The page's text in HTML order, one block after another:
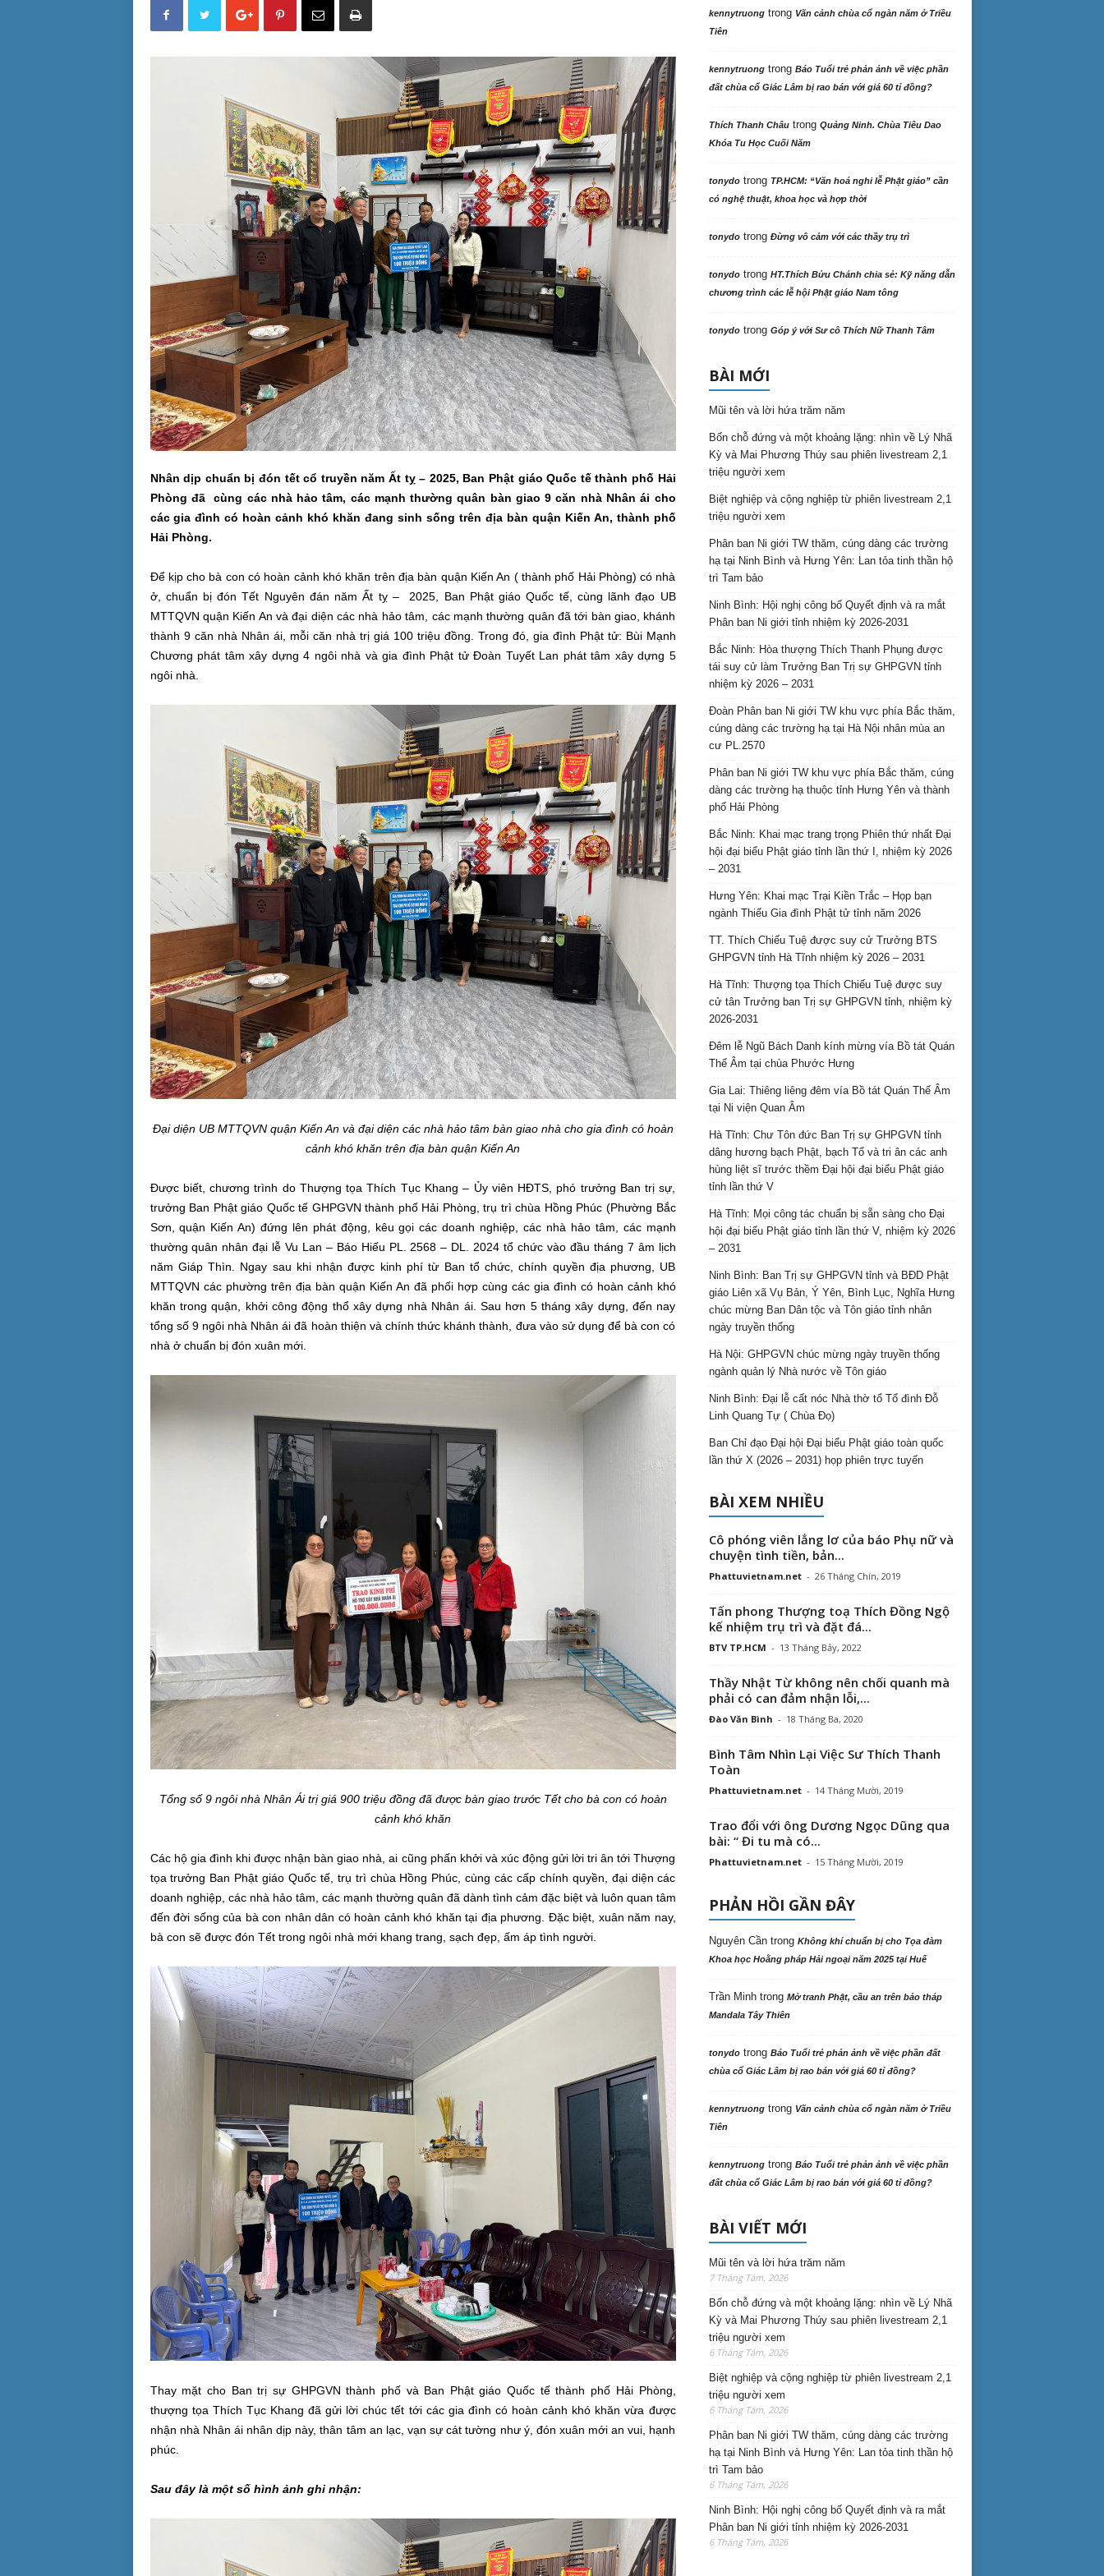
Nhân dịp chuẩn bị đón tết cổ truyền năm Ất tỵ – 2025, Ban Phật giáo Quốc tế thành phố Hải
Phòng đã cùng các nhà hảo tâm, các mạnh thường quân bàn giao 9 căn nhà Nhân ái cho
các gia đình có hoàn cảnh khó khăn đang sinh sống trên địa bàn quận Kiến An, thành phố
Hải Phòng.
Để kịp cho bà con có hoàn cảnh khó khăn trên địa bàn quận Kiến An ( thành phố Hải Phòng) có nhà
ở, chuẩn bị đón Tết Nguyên đán năm Ất tỵ – 2025, Ban Phật giáo Quốc tế, cùng lãnh đạo UB
MTTQVN quận Kiến An và đại diện các nhà hảo tâm, các mạnh thường quân đã tới bàn giao, khánh
thành 9 căn nhà Nhân ái, mỗi căn nhà trị giá 100 triệu đồng. Trong đó, gia đình Phật tử: Bùi Mạnh
Chương phát tâm xây dựng 4 ngôi nhà và gia đình Phật tử Đoàn Tuyết Lan phát tâm xây dựng 5
ngôi nhà.
Đại diện UB MTTQVN quận Kiến An và đại diện các nhà hảo tâm bàn giao nhà cho gia đình có hoàn
cảnh khó khăn trên địa bàn quận Kiến An
Được biết, chương trình do Thượng tọa Thích Tục Khang – Ủy viên HĐTS, phó trưởng Ban trị sự,
trưởng Ban Phật giáo Quốc tế GHPGVN thành phố Hải Phòng, trụ trì chùa Hồng Phúc (Phường Bắc
Sơn, quận Kiến An) đứng lên phát động, kêu gọi các doanh nghiệp, các nhà hảo tâm, các mạnh
thường quân nhân đại lễ Vu Lan – Báo Hiếu PL. 2568 – DL. 2024 tổ chức vào đầu tháng 7 âm lịch
năm Giáp Thìn. Ngay sau khi nhận được kinh phí từ Ban tổ chức, chính quyền địa phương, UB
MTTQVN các phường trên địa bàn quận Kiến An đã phối hợp cùng các gia đình có hoàn cảnh khó
khăn trong quận, khởi công động thổ xây dựng nhà Nhân ái. Sau hơn 5 tháng xây dựng, đến nay
tổng số 9 ngôi nhà Nhân ái đã hoàn thiện và chính thức khánh thành, đưa vào sử dụng để bà con có
nhà ở chuẩn bị đón xuân mới.
Tổng số 9 ngôi nhà Nhân Ái trị giá 900 triệu đồng đã được bàn giao trước Tết cho bà con có hoàn
cảnh khó khăn
Các hộ gia đình khi được nhận bàn giao nhà, ai cũng phấn khởi và xúc động gửi lời tri ân tới Thượng
tọa trưởng Ban Phật giáo Quốc tế, trụ trì chùa Hồng Phúc, cùng các cấp chính quyền, đại diện các
doanh nghiệp, các nhà hảo tâm, các mạnh thường quân đã dành tình cảm đặc biệt và luôn quan tâm
đến đời sống của bà con nhân dân có hoàn cảnh khó khăn tại địa phương. Đặc biệt, xuân năm nay,
bà con sẽ được đón Tết trong ngôi nhà mới khang trang, sạch đẹp, ấm áp tình người.
Thay mặt cho Ban trị sự GHPGVN thành phố và Ban Phật giáo Quốc tế thành phố Hải Phòng,
thượng tọa Thích Tục Khang đã gửi lời chúc tết tới các gia đình có hoàn cảnh khó khăn vừa được
nhận nhà Nhân ái nhân dịp này, thân tâm an lạc, vạn sự cát tường như ý, đón xuân mới an vui, hạnh
phúc.
Sau đây là một số hình ảnh ghi nhận:
kennytruongtrong Vãn cảnh chùa cổ ngàn năm ở Triều
Tiên
kennytruongtrong Báo Tuổi trẻ phản ảnh về việc phần
đất chùa cổ Giác Lâm bị rao bán với giá 60 tỉ đồng?
Thích Thanh Châutrong Quảng Ninh. Chùa Tiêu Dao
Khóa Tu Học Cuối Năm
tonydotrong TP.HCM: “Văn hoá nghi lễ Phật giáo” cần
có nghệ thuật, khoa học và hợp thời
tonydotrong Đừng vô cảm với các thầy trụ trì
tonydotrong HT.Thích Bửu Chánh chia sẻ: Kỹ năng dẫn
chương trình các lễ hội Phật giáo Nam tông
tonydotrong Góp ý với Sư cô Thích Nữ Thanh Tâm
BÀI MỚI
Mũi tên và lời hứa trăm năm
Bốn chỗ đứng và một khoảng lặng: nhìn về Lý Nhã
Kỳ và Mai Phương Thúy sau phiên livestream 2,1
triệu người xem
Biệt nghiệp và cộng nghiệp từ phiên livestream 2,1
triệu người xem
Phân ban Ni giới TW thăm, cúng dàng các trường
hạ tại Ninh Bình và Hưng Yên: Lan tỏa tinh thần hộ
trì Tam bảo
Ninh Bình: Hội nghị công bố Quyết định và ra mắt
Phân ban Ni giới tỉnh nhiệm kỳ 2026-2031
Bắc Ninh: Hòa thượng Thích Thanh Phụng được
tái suy cử làm Trưởng Ban Trị sự GHPGVN tỉnh
nhiệm kỳ 2026 – 2031
Đoàn Phân ban Ni giới TW khu vực phía Bắc thăm,
cúng dàng các trường hạ tại Hà Nội nhân mùa an
cư PL.2570
Phân ban Ni giới TW khu vực phía Bắc thăm, cúng
dàng các trường hạ thuộc tỉnh Hưng Yên và thành
phố Hải Phòng
Bắc Ninh: Khai mạc trang trọng Phiên thứ nhất Đại
hội đại biểu Phật giáo tỉnh lần thứ I, nhiệm kỳ 2026
– 2031
Hưng Yên: Khai mạc Trại Kiền Trắc – Họp bạn
ngành Thiếu Gia đình Phật tử tỉnh năm 2026
TT. Thích Chiếu Tuệ được suy cử Trưởng BTS
GHPGVN tỉnh Hà Tĩnh nhiệm kỳ 2026 – 2031
Hà Tĩnh: Thượng tọa Thích Chiếu Tuệ được suy
cử tân Trưởng ban Trị sự GHPGVN tỉnh, nhiệm kỳ
2026-2031
Đêm lễ Ngũ Bách Danh kính mừng vía Bồ tát Quán
Thế Âm tại chùa Phước Hưng
Gia Lai: Thiêng liêng đêm vía Bồ tát Quán Thế Âm
tại Ni viện Quan Âm
Hà Tĩnh: Chư Tôn đức Ban Trị sự GHPGVN tỉnh
dâng hương bạch Phật, bạch Tổ và tri ân các anh
hùng liệt sĩ trước thềm Đại hội đại biểu Phật giáo
tỉnh lần thứ V
Hà Tĩnh: Mọi công tác chuẩn bị sẵn sàng cho Đại
hội đại biểu Phật giáo tỉnh lần thứ V, nhiệm kỳ 2026
– 2031
Ninh Bình: Ban Trị sự GHPGVN tỉnh và BĐD Phật
giáo Liên xã Vụ Bản, Ý Yên, Bình Lục, Nghĩa Hưng
chúc mừng Ban Dân tộc và Tôn giáo tỉnh nhân
ngày truyền thống
Hà Nội: GHPGVN chúc mừng ngày truyền thống
ngành quản lý Nhà nước về Tôn giáo
Ninh Bình: Đại lễ cất nóc Nhà thờ tổ Tổ đình Đỗ
Linh Quang Tự ( Chùa Đọ)
Ban Chỉ đạo Đại hội Đại biểu Phật giáo toàn quốc
lần thứ X (2026 – 2031) họp phiên trực tuyến
BÀI XEM NHIỀU
Cô phóng viên lẳng lơ của báo Phụ nữ và
chuyện tình tiền, bản...
Phattuvietnam.net - 26 Tháng Chín, 2019
Tấn phong Thượng toạ Thích Đồng Ngộ
kế nhiệm trụ trì và đặt đá...
BTV TP.HCM - 13 Tháng Bảy, 2022
Thầy Nhật Từ không nên chối quanh mà
phải có can đảm nhận lỗi,...
Đào Văn Bình - 18 Tháng Ba, 2020
Bình Tâm Nhìn Lại Việc Sư Thích Thanh
Toàn
Phattuvietnam.net - 14 Tháng Mười, 2019
Trao đổi với ông Dương Ngọc Dũng qua
bài: “ Đi tu mà có...
Phattuvietnam.net - 15 Tháng Mười, 2019
PHẢN HỒI GẦN ĐÂY
Nguyên Cầntrong Không khí chuẩn bị cho Tọa đàm
Khoa học Hoằng pháp Hải ngoại năm 2025 tại Huế
Trần Minhtrong Mở tranh Phật, cầu an trên bảo tháp
Mandala Tây Thiên
tonydotrong Báo Tuổi trẻ phản ảnh về việc phần đất
chùa cổ Giác Lâm bị rao bán với giá 60 tỉ đồng?
kennytruongtrong Vãn cảnh chùa cổ ngàn năm ở Triều
Tiên
kennytruongtrong Báo Tuổi trẻ phản ảnh về việc phần
đất chùa cổ Giác Lâm bị rao bán với giá 60 tỉ đồng?
BÀI VIẾT MỚI
Mũi tên và lời hứa trăm năm
7 Tháng Tám, 2026
Bốn chỗ đứng và một khoảng lặng: nhìn về Lý Nhã
Kỳ và Mai Phương Thúy sau phiên livestream 2,1
triệu người xem
6 Tháng Tám, 2026
Biệt nghiệp và cộng nghiệp từ phiên livestream 2,1
triệu người xem
6 Tháng Tám, 2026
Phân ban Ni giới TW thăm, cúng dàng các trường
hạ tại Ninh Bình và Hưng Yên: Lan tỏa tinh thần hộ
trì Tam bảo
6 Tháng Tám, 2026
Ninh Bình: Hội nghị công bố Quyết định và ra mắt
Phân ban Ni giới tỉnh nhiệm kỳ 2026-2031
6 Tháng Tám, 2026